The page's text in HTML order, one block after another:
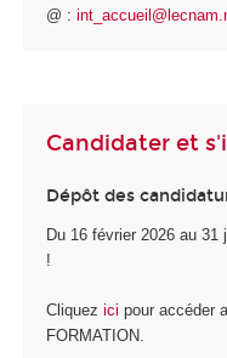
@ :
Candidater et
Dépôt des
Du 16 février 2026 au
!
Cliquez ici pour accéder
FORMATION.